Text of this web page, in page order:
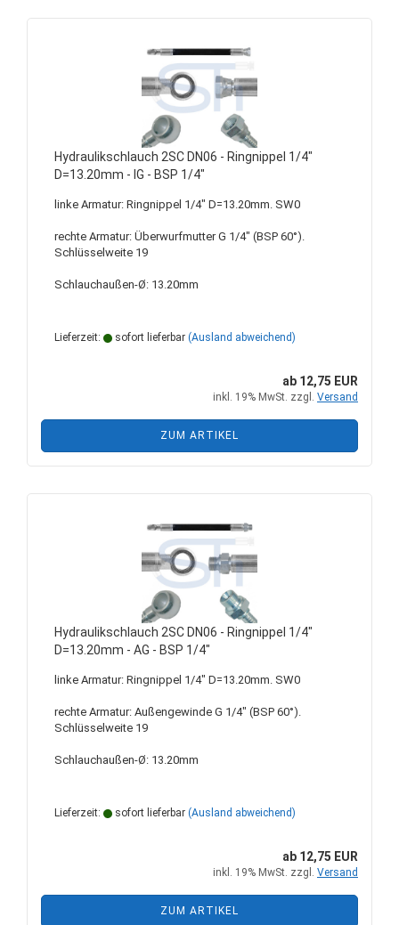
Hydraulikschlauch 2SC DN06 - Ringnippel 1/4"
D=13.20mm - IG - BSP 1/4"
linke Armatur: Ringnippel 1/4" D=13.20mm. SW0
rechte Armatur: Überwurfmutter G 1/4" (BSP 60°).
Schlüsselweite 19
Schlauchaußen-Ø: 13.20mm
Lieferzeit: sofort lieferbar (Ausland abweichend)
ab 12,75 EUR
inkl. 19% MwSt. zzgl. Versand
ZUM ARTIKEL
Hydraulikschlauch 2SC DN06 - Ringnippel 1/4"
D=13.20mm - AG - BSP 1/4"
linke Armatur: Ringnippel 1/4" D=13.20mm. SW0
rechte Armatur: Außengewinde G 1/4" (BSP 60°).
Schlüsselweite 19
Schlauchaußen-Ø: 13.20mm
Lieferzeit: sofort lieferbar (Ausland abweichend)
ab 12,75 EUR
inkl. 19% MwSt. zzgl. Versand
ZUM ARTIKEL